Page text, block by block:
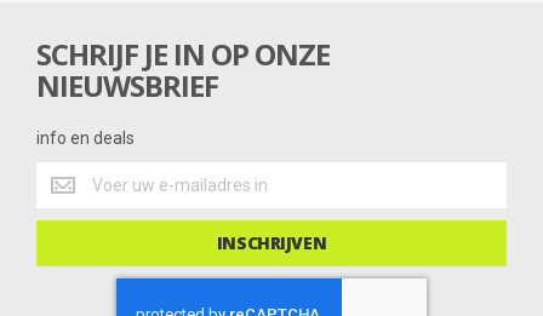
SCHRIJF JE IN OP ONZE
NIEUWSBRIEF
info en deals
info
en
deals
INSCHRIJVEN